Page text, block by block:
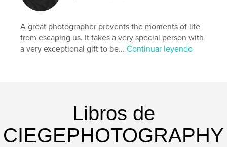
A great photographer prevents the moments of life
from escaping us. It takes a very special person with
a very exceptional gift to be...Continuar leyendo
Libros de
CIEGEPHOTOGRAPHY